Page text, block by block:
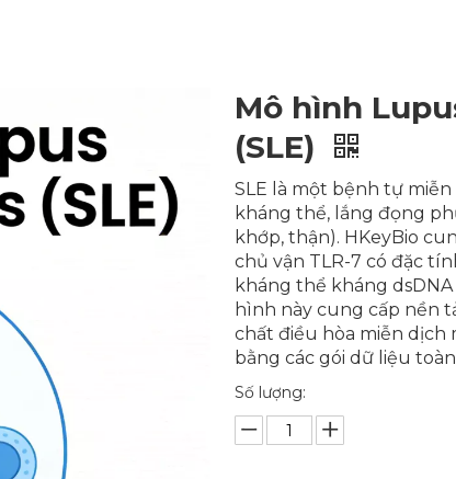
Mô hình
(SLE)
SLE là một bệnh tự
kháng thể, lắng đọng
khớp, thận). HKeyBio
chủ vận TLR-7 có đặc
kháng thể kháng
hình này cung cấp nền
chất điều hòa miễn dịch
bằng các gói dữ liệu
Số lượng: